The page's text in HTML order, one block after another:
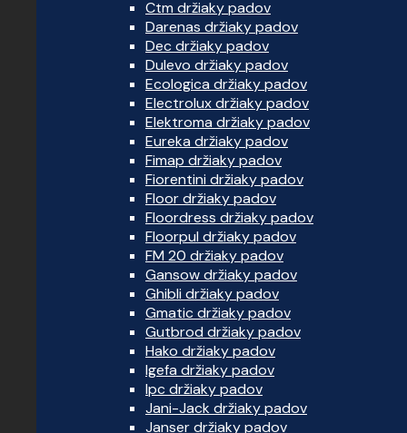
Ctm držiaky padov
Darenas držiaky padov
Dec držiaky padov
Dulevo držiaky padov
Ecologica držiaky padov
Electrolux držiaky padov
Elektroma držiaky padov
Eureka držiaky padov
Fimap držiaky padov
Fiorentini držiaky padov
Floor držiaky padov
Floordress držiaky padov
Floorpul držiaky padov
FM 20 držiaky padov
Gansow držiaky padov
Ghibli držiaky padov
Gmatic držiaky padov
Gutbrod držiaky padov
Hako držiaky padov
Igefa držiaky padov
Ipc držiaky padov
Jani-Jack držiaky padov
Janser držiaky padov